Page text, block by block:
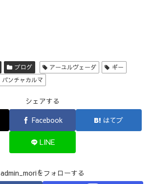
ブログ アーユルヴェーダ
ギー
パンチャカルマ
シェアする
Facebook はてブ
LINE
admin_moriをフォローする